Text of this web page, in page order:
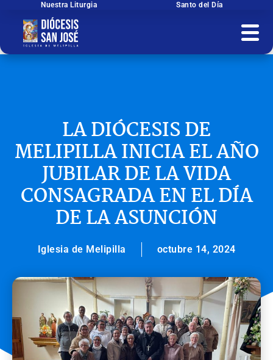
contenido
Nuestra Liturgia Santo del Día
LA DIÓCESIS DE
MELIPILLA INICIA EL AÑO
JUBILAR DE LA VIDA
CONSAGRADA EN EL DÍA
DE LA ASUNCIÓN
Iglesia de Melipilla octubre 14, 2024